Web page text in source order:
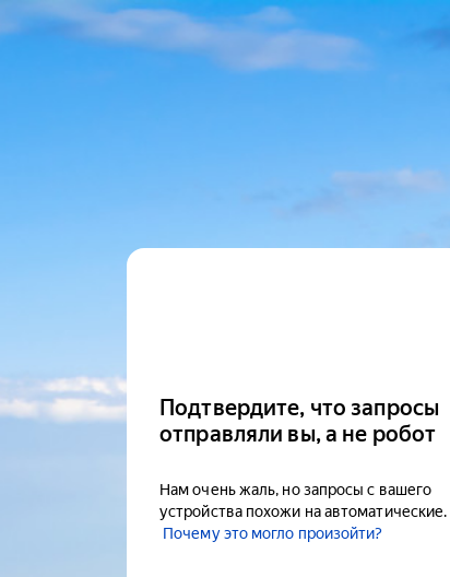
Подтвердите, что запросы
отправляли вы, а не робот
Нам очень жаль, но запросы с вашего
устройства похожи на автоматические.
Почему это могло произойти?